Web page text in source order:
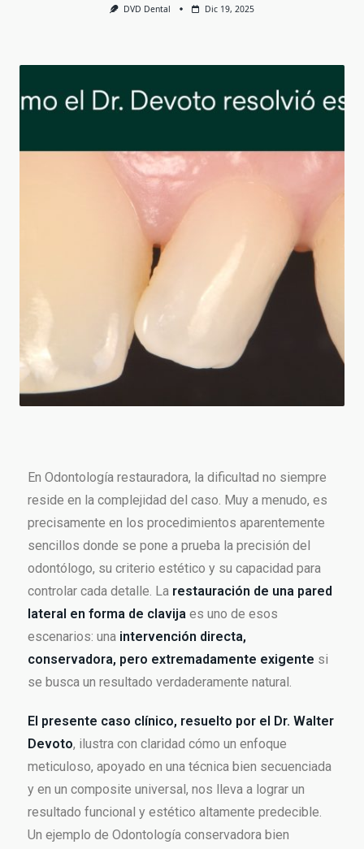
DVD Dental Dic 19, 2025
En Odontología restauradora, la dificultad no siempre
reside en la complejidad del caso. Muy a menudo, es
precisamente en los procedimientos aparentemente
sencillos donde se pone a prueba la precisión del
odontólogo, su criterio estético y su capacidad para
controlar cada detalle. La restauración de una pared
lateral en forma de clavija es uno de esos
escenarios: una intervención directa,
conservadora, pero extremadamente exigente si
se busca un resultado verdaderamente natural.
El presente caso clínico, resuelto por el Dr. Walter
Devoto, ilustra con claridad cómo un enfoque
meticuloso, apoyado en una técnica bien secuenciada
y en un composite universal, nos lleva a lograr un
resultado funcional y estético altamente predecible.
Un ejemplo de Odontología conservadora bien